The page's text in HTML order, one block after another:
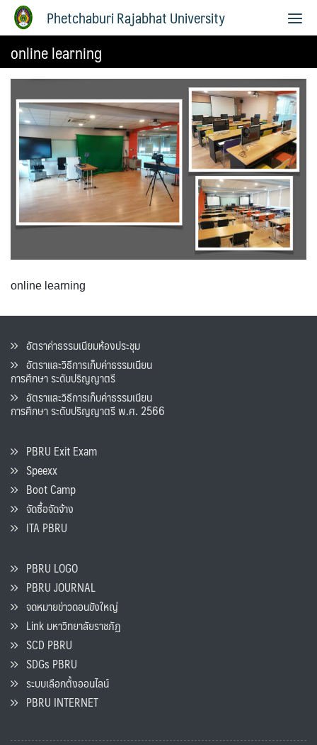
Phetchaburi Rajabhat University
online learning
online learning
อัตราค่าธรรมเนียมห้องประชุม
อัตราและวิธีการเก็บค่าธรรมเนียน
การศึกษา ระดับปริญญาตรี
อัตราและวิธีการเก็บค่าธรรมเนียน
การศึกษา ระดับปริญญาตรี พ.ศ. 2566
PBRU Exit Exam
Speexx
Boot Camp
จัดซื้อจัดจ้าง
ITA PBRU
PBRU LOGO
PBRU JOURNAL
จดหมายข่าวดอนขังใหญ่
Link มหาวิทยาลัยราชภัฏ
SCD PBRU
SDGs PBRU
ระบบเลือกตั้งออนไลน์
PBRU INTERNET